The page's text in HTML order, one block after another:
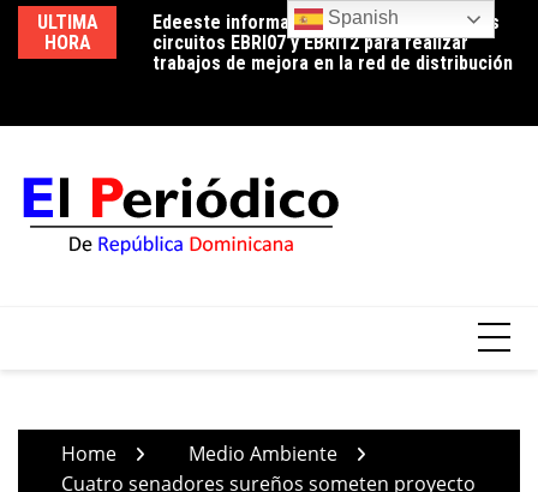
Skip
content
ULTIMA
HORA
Edeeste informa apertura temporal de los
circuitos EBRI07 y EBRI12 para realizar
trabajos de mejora en la red de distribución
Edeeste exhorta a sus clientes a hacer un
uso eficiente de la energía para controlar el
consumo durante la temporada de calor
Home
Medio Ambiente
Cuatro senadores sureños someten proyecto
Spanish